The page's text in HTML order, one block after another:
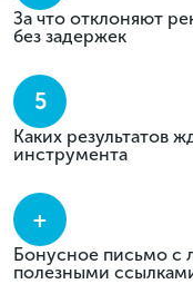
За что отклоняют
без задержек
5
Каких результатов
инструмента
+
Бонусное письмо с
полезными